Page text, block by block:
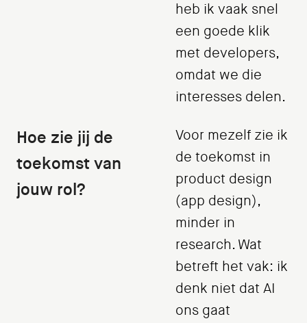
heb ik vaak snel
een goede klik
met developers,
omdat we die
interesses delen.
Hoe zie jij de
toekomst van
jouw rol?
Voor mezelf zie ik
de toekomst in
product design
(app design),
minder in
research. Wat
betreft het vak: ik
denk niet dat AI
ons gaat